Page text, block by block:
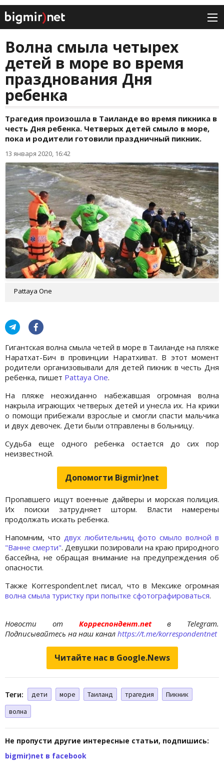
Волна смыла четырех
детей в море во время
празднования Дня
ребенка
Трагедия произошла в Таиланде во время пикника в
честь Дня ребенка. Четверых детей смыло в море,
пока и родители готовили праздничный пикник.
13 января 2020, 16:42
Pattaya One
Гигантская волна смыла четей в море в Таиланде на пляже
Наратхат-Бич в провинции Наратхиват. В этот момент
родители организовывали для детей пикник в честь Дня
ребенка, пишет Pattaya One.
На пляже неожиданно набежавшая огромная волна
накрыла играющих четверых детей и унесла их. На крики
о помощи прибежали взрослые и смогли спасти мальчика
и двух девочек. Дети были отправлены в больницу.
Судьба еще одного ребенка остается до сих пор
неизвестной.
Допомогти Bigmir)net
Пропавшего ищут военные дайверы и морская полиция.
Их поиски затрудняет шторм. Власти намерены
продолжать искать ребенка.
Напомним, что двух любительниц фото смыло волной в
"Ванне смерти". Девушки позировали на краю природного
бассейна, не обращая внимание на предупреждения об
опасности.
Также Korrespondent.net писал, что в Мексике огромная
волна смыла туристку при попытке сфотографироваться.
Новости отКорреспондент.netв Telegram.
Подписывайтесь на наш канал https://t.me/korrespondentnet
Читайте нас в Google.News
Теги: дети море Таиланд трагедия
Пикник
волна
Не пропусти другие интересные статьи, подпишись:
bigmir)net в facebook